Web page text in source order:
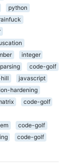
python
integer
parsing
code-golf
javascript
hardening
code-golf
code-golf
code-golf